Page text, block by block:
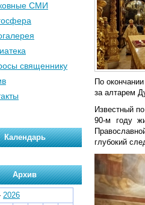
По
за алтарем
Известный
90-м году
глубокий
СМИ
священнику
Календарь
Архив
2026